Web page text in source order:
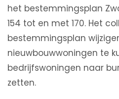
het bestemmingsplan
154 tot en met 170. Het
bestemmingsplan
nieuwbouwwoningen te
bedrijfswoningen naar
zetten.